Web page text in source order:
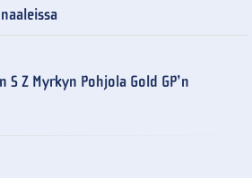
Z Myrkyn Pohjola Gold GP’n